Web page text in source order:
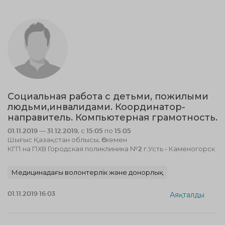
Социальная работа с детьми, пожилыми
людьми,инвалидами. Координатор-
направитель. Компьютерная грамотность.
01.11.2019 — 31.12.2019, с 15:05 по 15:05
Шығыс Қазақстан облысы, Өскемен
КГП на ПХВ Городская поликлиника №2 г.Усть - Каменогорск
Медицинадағы волонтерлік және донорлық
01.11.2019 16:03 Аяқталды